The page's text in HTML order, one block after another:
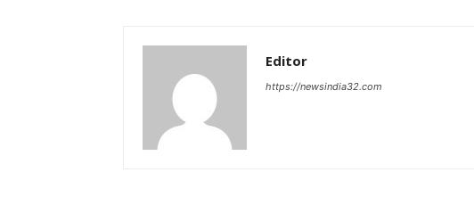
Editor
https://newsindia32.com